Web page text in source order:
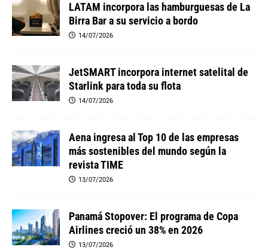
LATAM incorpora las hamburguesas de La
Birra Bar a su servicio a bordo
14/07/2026
JetSMART incorpora internet satelital de
Starlink para toda su flota
14/07/2026
Aena ingresa al Top 10 de las empresas
más sostenibles del mundo según la
revista TIME
13/07/2026
Panamá Stopover: El programa de Copa
Airlines creció un 38% en 2026
13/07/2026